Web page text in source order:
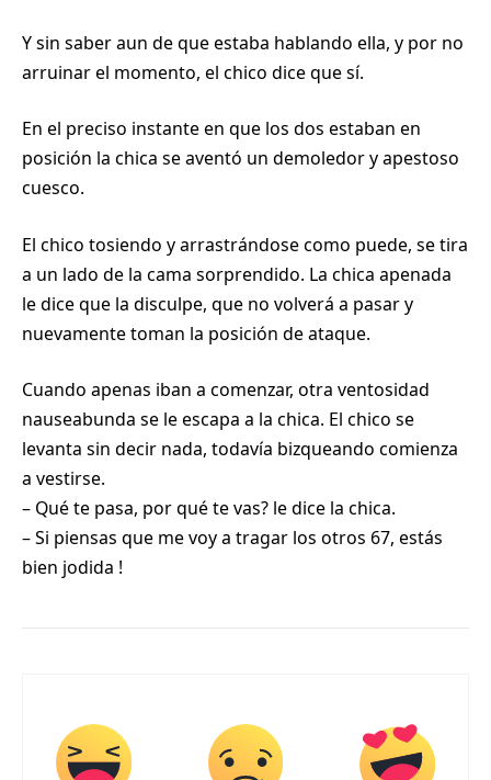
Y sin saber aun de que estaba hablando ella, y por no
arruinar el momento, el chico dice que sí.
En el preciso instante en que los dos estaban en
posición la chica se aventó un demoledor y apestoso
cuesco.
El chico tosiendo y arrastrándose como puede, se tira
a un lado de la cama sorprendido. La chica apenada
le dice que la disculpe, que no volverá a pasar y
nuevamente toman la posición de ataque.
Cuando apenas iban a comenzar, otra ventosidad
nauseabunda se le escapa a la chica. El chico se
levanta sin decir nada, todavía bizqueando comienza
a vestirse.
– Qué te pasa, por qué te vas? le dice la chica.
– Si piensas que me voy a tragar los otros 67, estás
bien jodida !